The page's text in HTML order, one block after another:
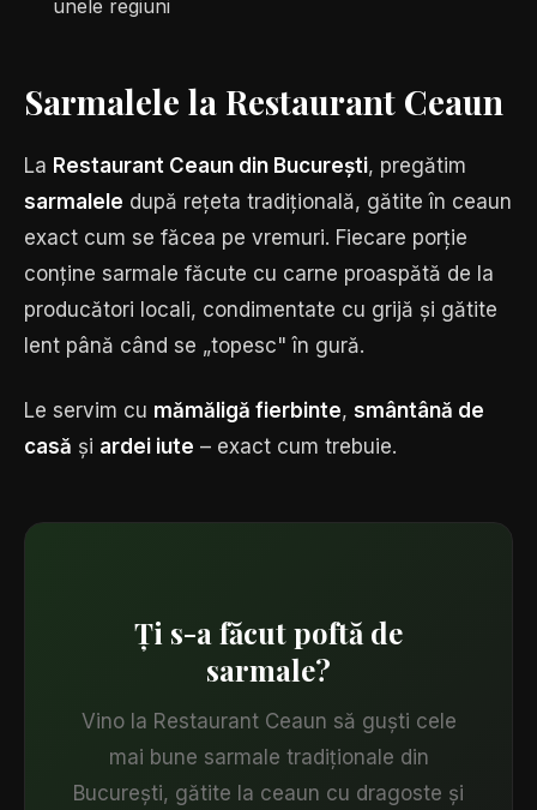
unele regiuni
Sarmalele la Restaurant Ceaun
La Restaurant Ceaun din București, pregătim
sarmalele după rețeta tradițională, gătite în ceaun
exact cum se făcea pe vremuri. Fiecare porție
conține sarmale făcute cu carne proaspătă de la
producători locali, condimentate cu grijă și gătite
lent până când se „topesc" în gură.
Le servim cu mămăligă fierbinte, smântână de
casă și ardei iute – exact cum trebuie.
Ți s-a făcut poftă de
sarmale?
Vino la Restaurant Ceaun să guști cele
mai bune sarmale tradiționale din
București, gătite la ceaun cu dragoste și